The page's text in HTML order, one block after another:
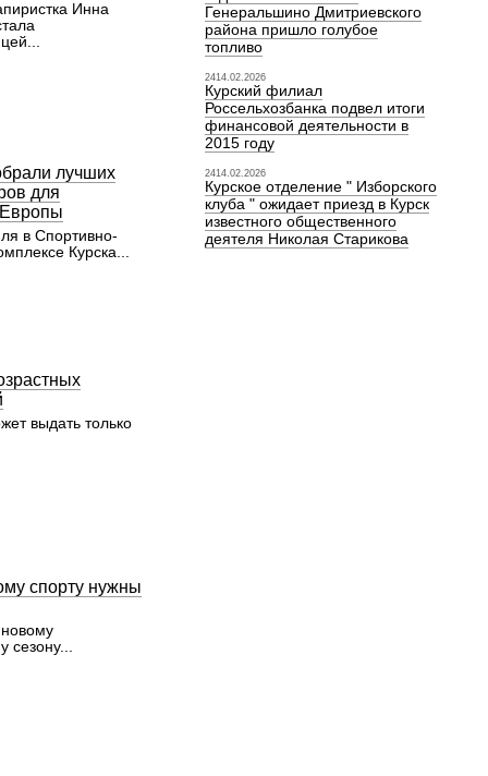
Инна
лучших
для
в Спортивно-
Курска...
выдать только
спорту нужны
новому
сезону...
Генеральшино Дмитриевского
района пришло голубое
топливо
2414.02.2026
Курский филиал
Россельхозбанка подвел итоги
финансовой деятельности в
2015 году
2414.02.2026
Курское отделение " Изборского
клуба " ожидает приезд в Курск
известного общественного
деятеля Николая Старикова